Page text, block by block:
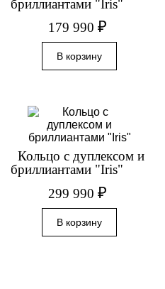
бриллиантами "Iris"
179 990₽
Кольцо с дуплексом и
бриллиантами "Iris"
299 990₽